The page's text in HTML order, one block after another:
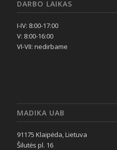
DARBO LAIKAS
I-IV: 8:00-17:00
V: 8:00-16:00
VI-VII: nedirbame
MADIKA UAB
91175 Klaipėda, Lietuva
Šilutės pl. 16